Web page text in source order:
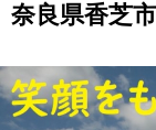
奈良県香芝市